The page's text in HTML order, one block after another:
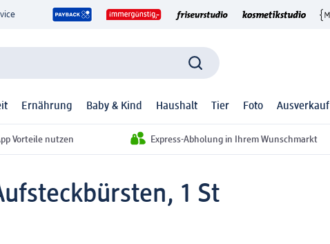
Ernährung Baby & Kind Haushalt Tier Foto Ausverkauf
Vorteile nutzen Express-Abholung in Ihrem Wunschmarkt
1 St